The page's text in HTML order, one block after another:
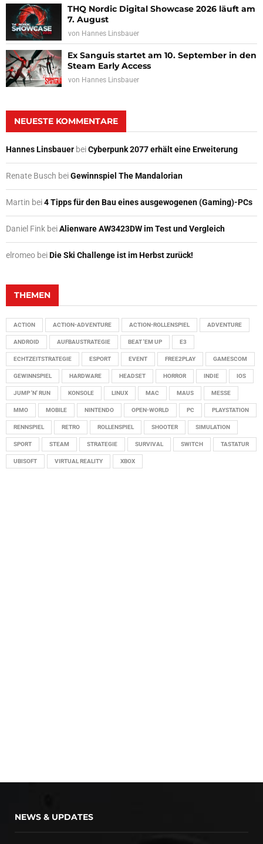
THQ Nordic Digital Showcase 2026 läuft am
7. August
von Hannes Linsbauer
Ex Sanguis startet am 10. September in den
Steam Early Access
von Hannes Linsbauer
NEUESTE KOMMENTARE
Hannes Linsbauer beiCyberpunk 2077 erhält eine Erweiterung
Renate Busch beiGewinnspiel The Mandalorian
Martin bei4 Tipps für den Bau eines ausgewogenen (Gaming)-PCs
Daniel Fink beiAlienware AW3423DW im Test und Vergleich
elromeo beiDie Ski Challenge ist im Herbst zurück!
THEMEN
ACTION ACTION-ADVENTURE ACTION-ROLLENSPIEL ADVENTURE
ANDROID AUFBAUSTRATEGIE BEAT 'EM UP E3
ECHTZEITSTRATEGIE ESPORT EVENT FREE2PLAY GAMESCOM
GEWINNSPIEL HARDWARE HEADSET HORROR INDIE IOS
JUMP 'N' RUN KONSOLE LINUX MAC MAUS MESSE
MMO MOBILE NINTENDO OPEN-WORLD PC PLAYSTATION
RENNSPIEL RETRO ROLLENSPIEL SHOOTER SIMULATION
SPORT STEAM STRATEGIE SURVIVAL SWITCH TASTATUR
UBISOFT VIRTUAL REALITY XBOX
NEWS & UPDATES